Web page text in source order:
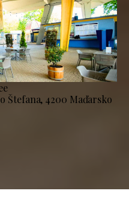
Štefana, 4200 Maďarsko